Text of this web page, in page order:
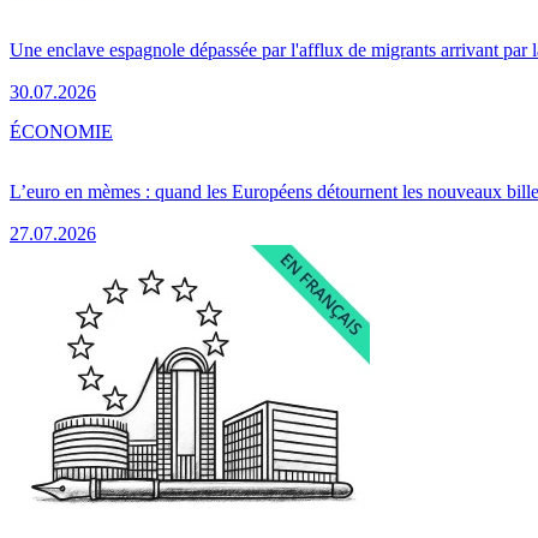
Une enclave espagnole dépassée par l'afflux de migrants arrivant par
30.07.2026
L’euro en mèmes : quand les Européens détournent les nouveaux
27.07.2026
ÉCONOMIE